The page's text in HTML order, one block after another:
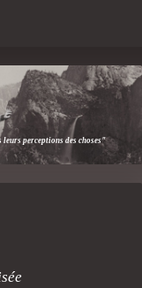
leurs perceptions des choses"